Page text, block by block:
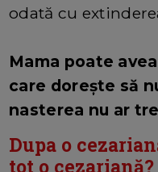
odată cu
Mama poate
care dorește să
nasterea nu ar
Dupa o
tot o cezariană?